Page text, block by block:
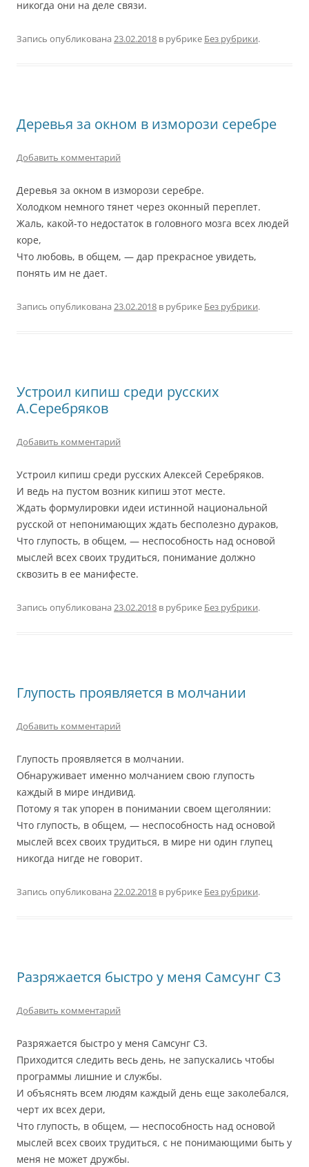
никогда они на деле связи.
Запись опубликована 23.02.2018 в рубрике Без рубрики.
Деревья за окном в изморози серебре
Добавить комментарий
Деревья за окном в изморози серебре.
Холодком немного тянет через оконный переплет.
Жаль, какой-то недостаток в головного мозга всех людей
коре,
Что любовь, в общем, — дар прекрасное увидеть,
понять им не дает.
Запись опубликована 23.02.2018 в рубрике Без рубрики.
Устроил кипиш среди русских
А.Серебряков
Добавить комментарий
Устроил кипиш среди русских Алексей Серебряков.
И ведь на пустом возник кипиш этот месте.
Ждать формулировки идеи истинной национальной
русской от непонимающих ждать бесполезно дураков,
Что глупость, в общем, — неспособность над основой
мыслей всех своих трудиться, понимание должно
сквозить в ее манифесте.
Запись опубликована 23.02.2018 в рубрике Без рубрики.
Глупость проявляется в молчании
Добавить комментарий
Глупость проявляется в молчании.
Обнаруживает именно молчанием свою глупость
каждый в мире индивид.
Потому я так упорен в понимании своем щеголянии:
Что глупость, в общем, — неспособность над основой
мыслей всех своих трудиться, в мире ни один глупец
никогда нигде не говорит.
Запись опубликована 22.02.2018 в рубрике Без рубрики.
Разряжается быстро у меня Самсунг С3
Добавить комментарий
Разряжается быстро у меня Самсунг С3.
Приходится следить весь день, не запускались чтобы
программы лишние и службы.
И объяснять всем людям каждый день еще заколебался,
черт их всех дери,
Что глупость, в общем, — неспособность над основой
мыслей всех своих трудиться, с не понимающими быть у
меня не может дружбы.